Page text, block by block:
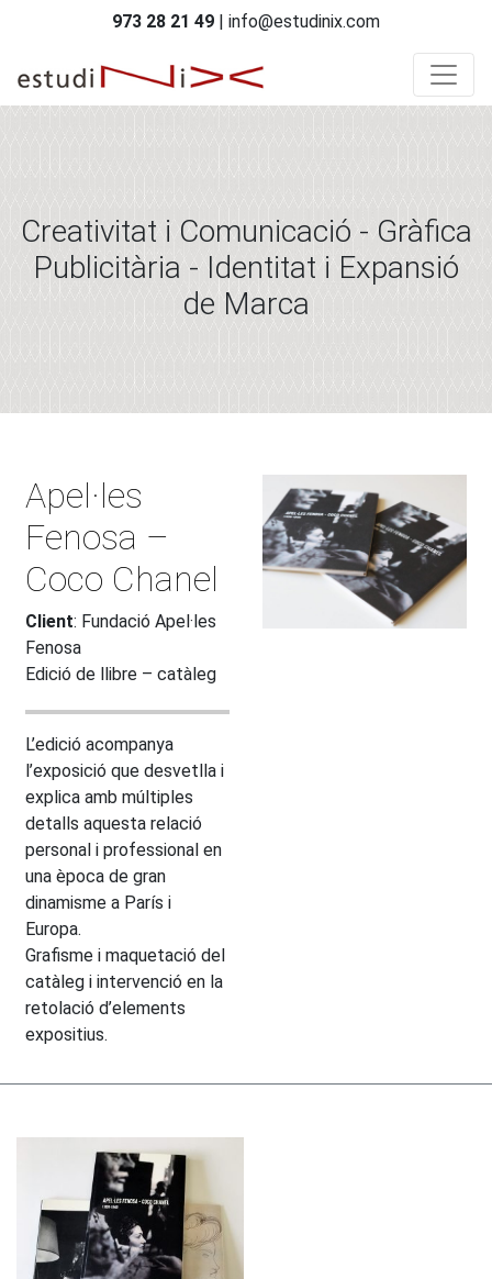
973 28 21 49 | info@estudinix.com
Creativitat i Comunicació - Gràfica
Publicitària - Identitat i Expansió
de Marca
Apel·les
Fenosa –
Coco Chanel
Client: Fundació Apel·les
Fenosa
Edició de llibre – catàleg
L’edició acompanya
l’exposició que desvetlla i
explica amb múltiples
detalls aquesta relació
personal i professional en
una època de gran
dinamisme a París i
Europa.
Grafisme i maquetació del
catàleg i intervenció en la
retolació d’elements
expositius.